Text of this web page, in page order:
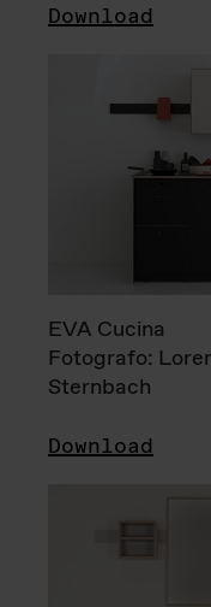
Download
EVA Cucina
Fotografo:
Sternbach
Download